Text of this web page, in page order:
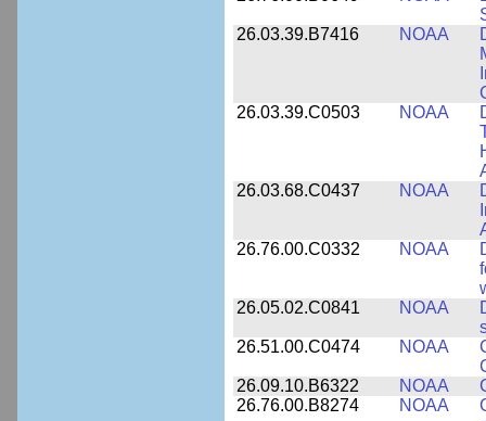
26.03.39.B7416
NOAA
26.03.39.C0503
NOAA
26.03.68.C0437
NOAA
26.76.00.C0332
NOAA
26.05.02.C0841
NOAA
26.51.00.C0474
NOAA
26.09.10.B6322
NOAA
26.76.00.B8274
NOAA